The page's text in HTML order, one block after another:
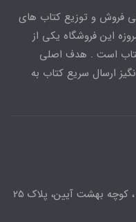
فروش و توزیع کتاب های
این فروشگاه یکی از
کتاب است . هدف اصلی
ارسال سریع کتاب به
کوچه بهشت آیین، پلاک 25